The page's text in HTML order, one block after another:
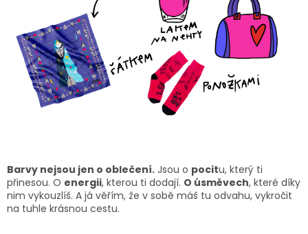
Barvy nejsou jen o oblečení. Jsou o pocitu, který ti
přinesou. O energii, kterou ti dodají. O úsměvech, které díky
nim vykouzlíš. A já věřím, že v sobě máš tu odvahu, vykročit
na tuhle krásnou cestu.